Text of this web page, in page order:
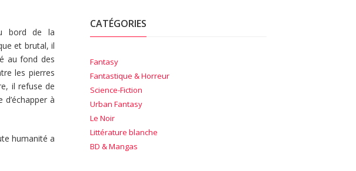
bord de la
et brutal, il
au fond des
les pierres
il refuse de
à
humanité a
CATÉGORIES
Fantasy
Fantastique & Horreur
Science-Fiction
Urban Fantasy
Le Noir
Littérature blanche
BD & Mangas